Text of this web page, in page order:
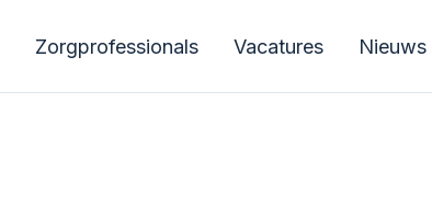
Zorgprofessionals Vacatures Nieuws